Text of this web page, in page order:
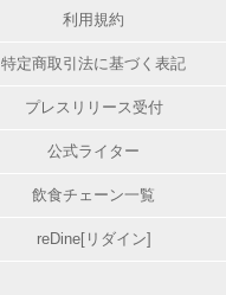
利用規約
特定商取引法に基づく表記
プレスリリース受付
公式ライター
飲食チェーン一覧
reDine[リダイン]